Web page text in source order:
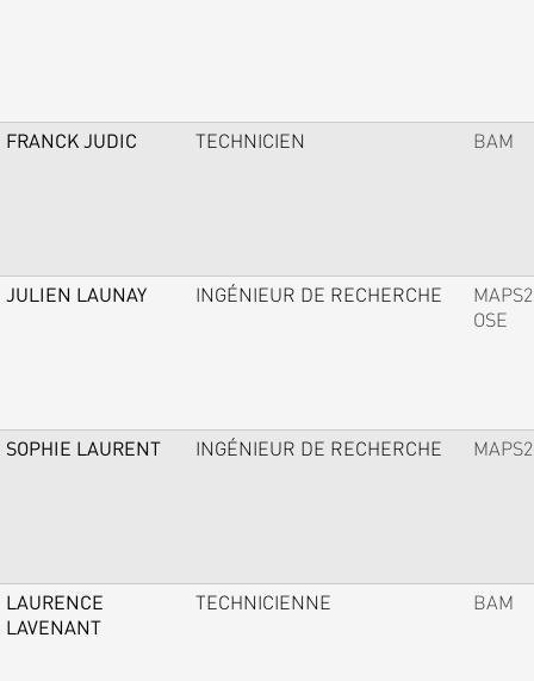
FRANCK JUDIC TECHNICIEN BAM
JULIEN LAUNAY INGÉNIEUR DE RECHERCHE
MAPS2
OSE
SOPHIE LAURENT INGÉNIEUR DE RECHERCHE MAPS2
LAURENCE
LAVENANT
TECHNICIENNE BAM